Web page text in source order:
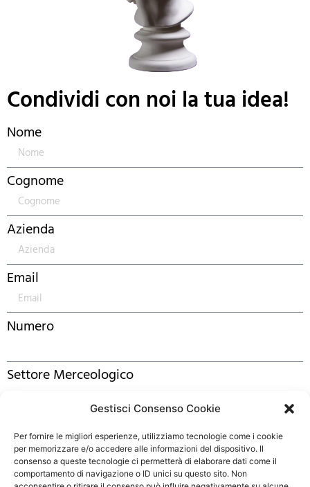
Gestisci Consenso Cookie
Per fornire le migliori esperienze, utilizziamo tecnologie come i cookie
per memorizzare e/o accedere alle informazioni del dispositivo. Il
consenso a queste tecnologie ci permetterà di elaborare dati come il
comportamento di navigazione o ID unici su questo sito. Non
Condividi con noi la tua idea!
Nome
Cognome
Azienda
Email
Numero
Settore Merceologico